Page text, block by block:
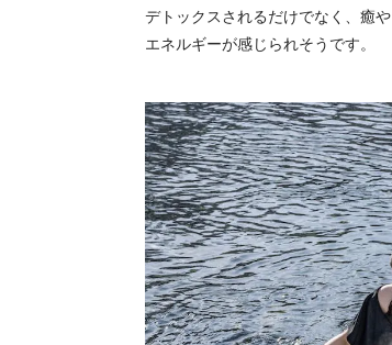
デトックスされるだけでなく、癒
エネルギーが感じられそうです。